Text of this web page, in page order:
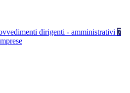
dirigenti - amministrativi 7